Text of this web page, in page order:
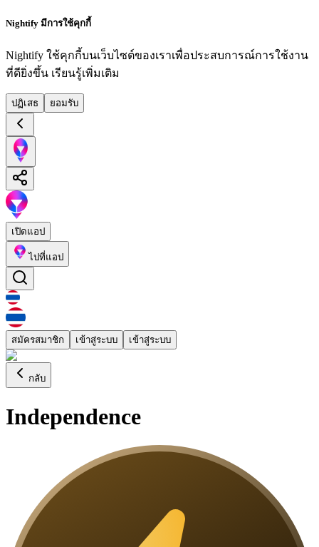
Nightify มีการใช้คุกกี้
Nightify ใช้คุกกี้บนเว็บไซต์ของเราเพื่อประสบการณ์การใช้งาน
ที่ดียิ่งขึ้น เรียนรู้เพิ่มเติม
ปฏิเสธ ยอมรับ
เปิดแอป
ไปที่แอป
สมัครสมาชิก เข้าสู่ระบบ เข้าสู่ระบบ
กลับ
Independence